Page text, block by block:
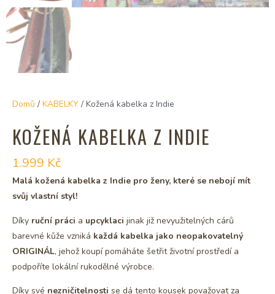
Domů / KABELKY / Kožená kabelka z Indie
KOŽENÁ KABELKA Z INDIE
1.999 Kč
Malá kožená kabelka z Indie pro ženy, které se nebojí mít
svůj vlastní styl!
Díky ruční práci a upcyklaci jinak již nevyužitelných cárů
barevné kůže vzniká každá kabelka jako neopakovatelný
ORIGINÁL, jehož koupí pomáháte šetřit životní prostředí a
podpoříte lokální rukodělné výrobce.
Díky své nezničitelnosti se dá tento kousek považovat za